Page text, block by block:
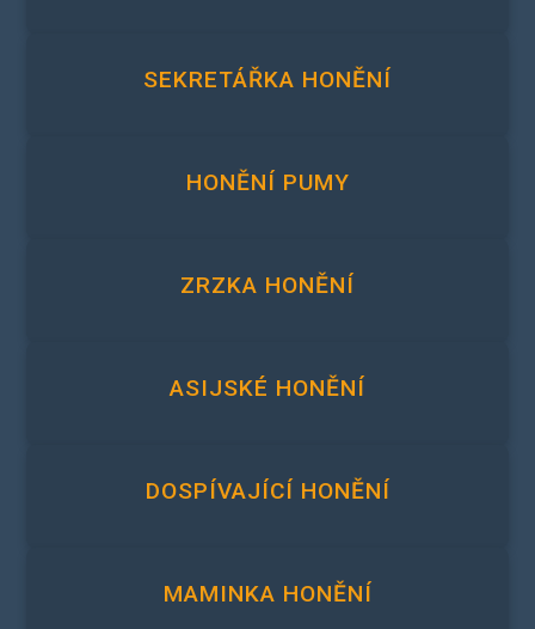
SEKRETÁŘKA HONĚNÍ
HONĚNÍ PUMY
ZRZKA HONĚNÍ
ASIJSKÉ HONĚNÍ
DOSPÍVAJÍCÍ HONĚNÍ
MAMINKA HONĚNÍ